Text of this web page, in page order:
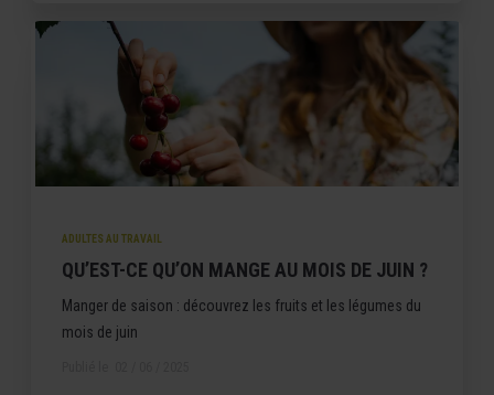
ADULTES AU TRAVAIL
QU’EST-CE QU’ON MANGE AU MOIS DE JUIN ?
Manger de saison : découvrez les fruits et les légumes du
mois de juin